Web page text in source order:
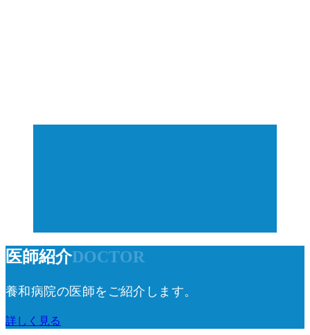
医師紹介DOCTOR
養和病院の医師をご紹介します。
詳しく見る